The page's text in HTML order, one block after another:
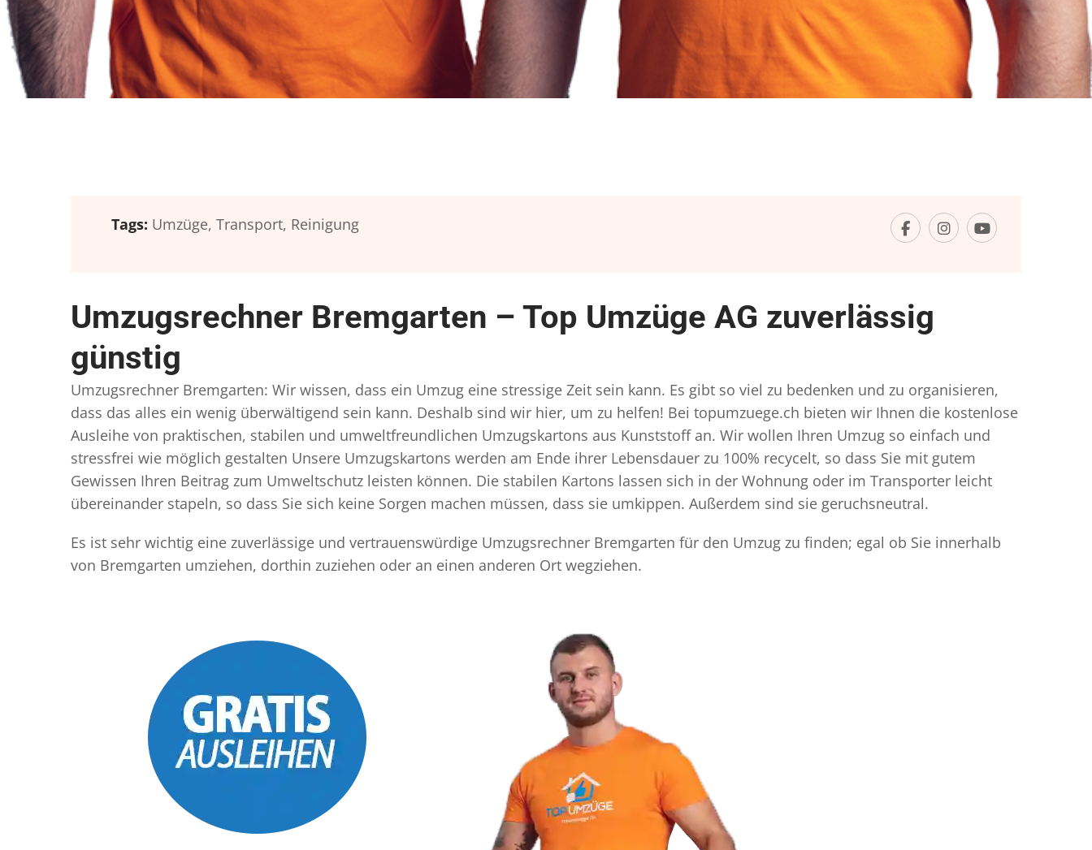
Tags: Umzüge, Transport, Reinigung
Umzugsrechner Bremgarten – Top Umzüge AG zuverlässig
günstig
Umzugsrechner Bremgarten: Wir wissen, dass ein Umzug eine stressige Zeit sein kann. Es gibt so viel zu bedenken und zu organisieren,
dass das alles ein wenig überwältigend sein kann. Deshalb sind wir hier, um zu helfen! Bei topumzuege.ch bieten wir Ihnen die kostenlose
Ausleihe von praktischen, stabilen und umweltfreundlichen Umzugskartons aus Kunststoff an. Wir wollen Ihren Umzug so einfach und
stressfrei wie möglich gestalten Unsere Umzugskartons werden am Ende ihrer Lebensdauer zu 100% recycelt, so dass Sie mit gutem
Gewissen Ihren Beitrag zum Umweltschutz leisten können. Die stabilen Kartons lassen sich in der Wohnung oder im Transporter leicht
übereinander stapeln, so dass Sie sich keine Sorgen machen müssen, dass sie umkippen. Außerdem sind sie geruchsneutral.
Es ist sehr wichtig eine zuverlässige und vertrauenswürdige Umzugsrechner Bremgarten für den Umzug zu finden; egal ob Sie innerhalb
von Bremgarten umziehen, dorthin zuziehen oder an einen anderen Ort wegziehen.